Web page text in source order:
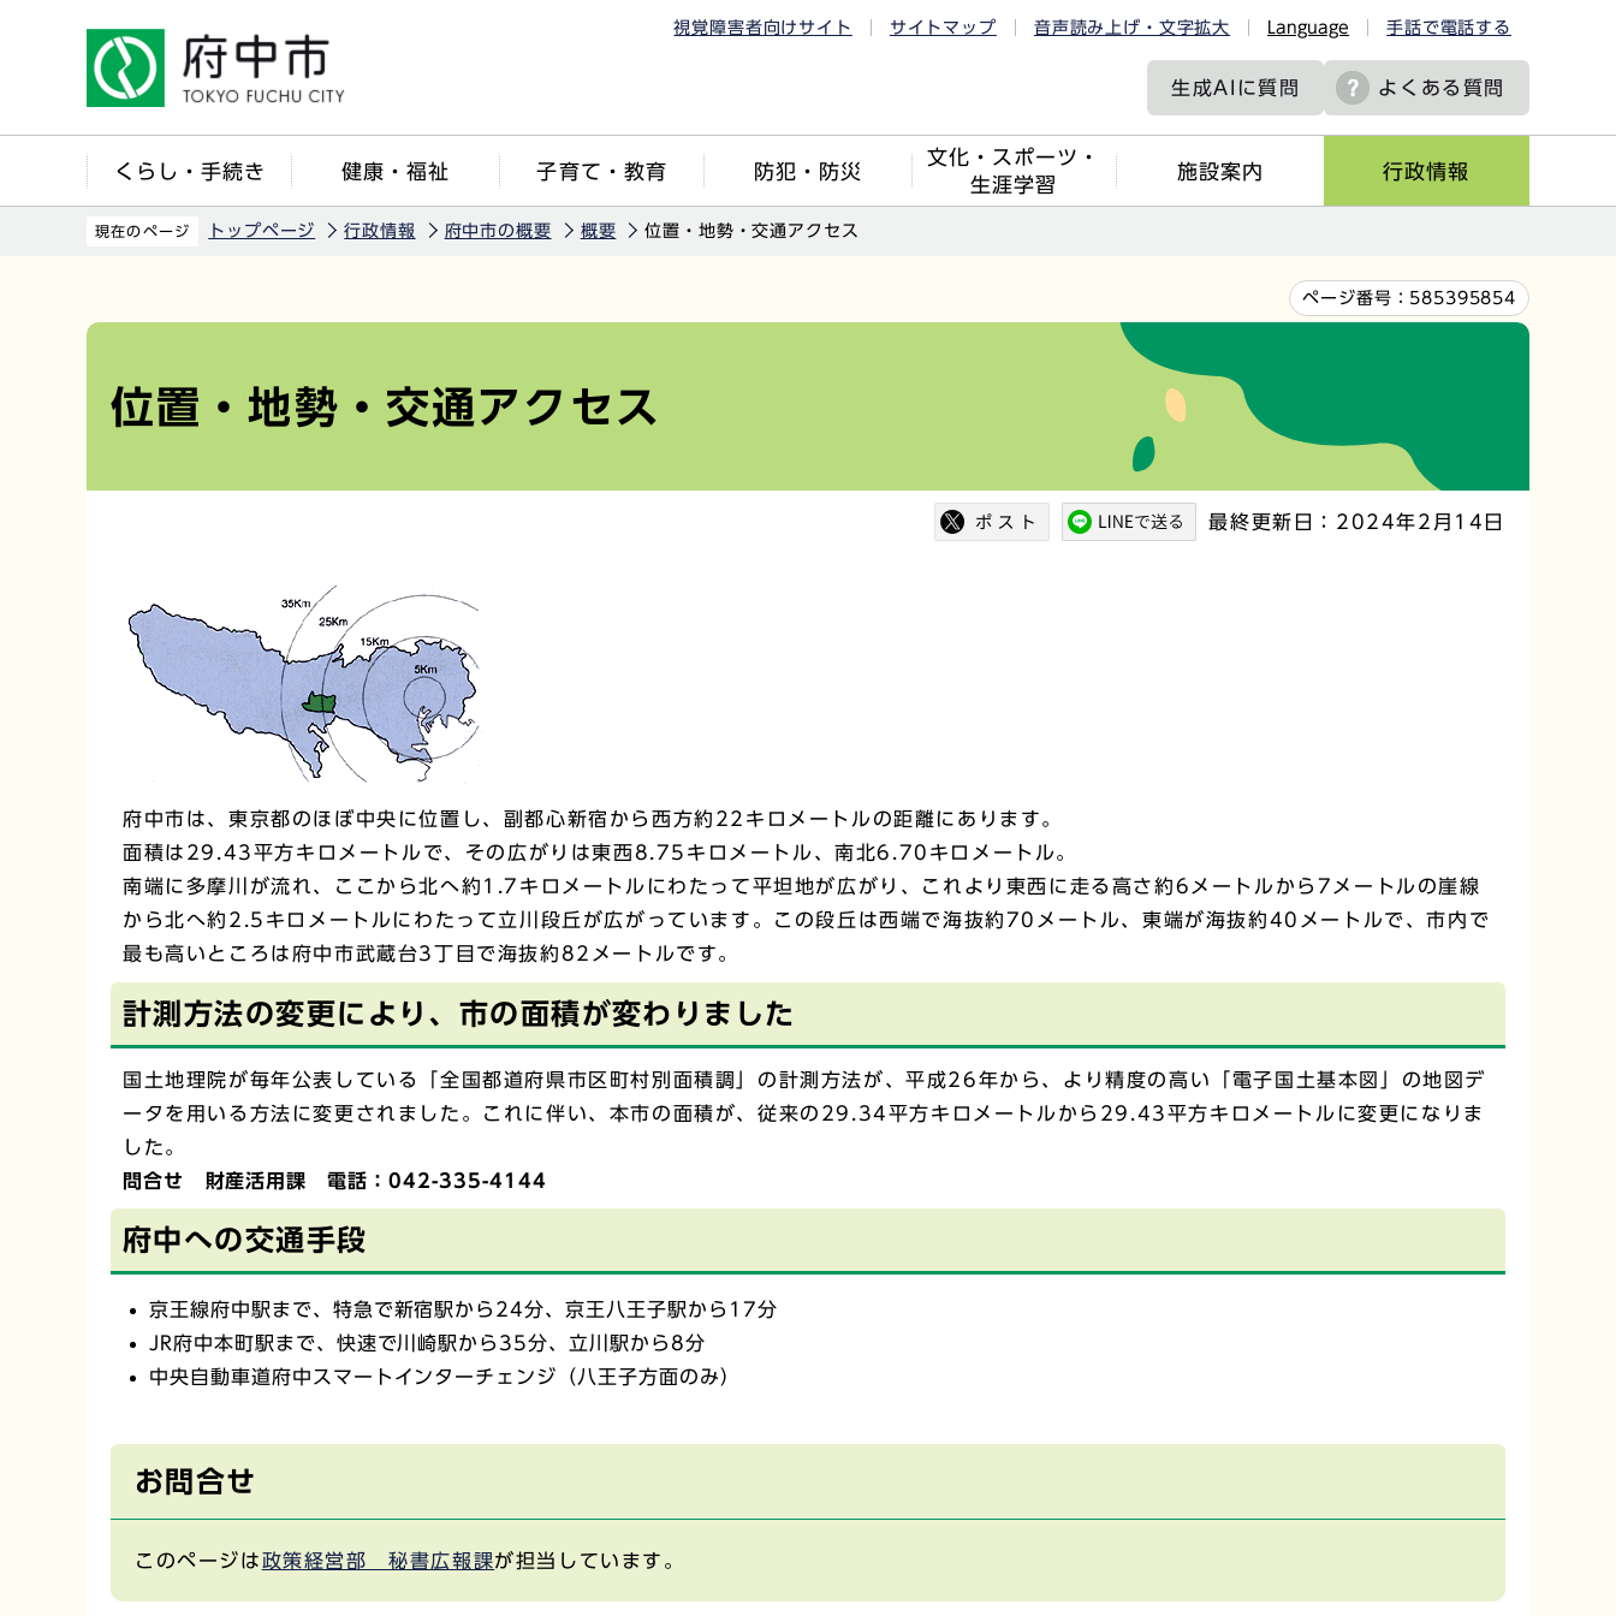
視覚障害者向けサイト サイトマップ 音声読み上げ・文字拡大 Language 手話で電話する
生成AIに質問 よくある質問
くらし・手続き 健康・福祉 子育て・教育 防犯・防災
文化・スポーツ・
生涯学習
施設案内 行政情報
現在のページ トップページ 行政情報 府中市の概要 概要 位置・地勢・交通アクセス
ページ番号： 585395854
位置・地勢・交通アクセス
最終更新日：2024年2月14日
府中市は、東京都のほぼ中央に位置し、副都心新宿から西方約22キロメートルの距離にあります。
面積は29.43平方キロメートルで、その広がりは東西8.75キロメートル、南北6.70キロメートル。
南端に多摩川が流れ、ここから北へ約1.7キロメートルにわたって平坦地が広がり、これより東西に走る高さ約6メートルから7メートルの崖線
から北へ約2.5キロメートルにわたって立川段丘が広がっています。この段丘は西端で海抜約70メートル、東端が海抜約40メートルで、市内で
最も高いところは府中市武蔵台3丁目で海抜約82メートルです。
計測方法の変更により、市の面積が変わりました
国土地理院が毎年公表している「全国都道府県市区町村別面積調」の計測方法が、平成26年から、より精度の高い「電子国土基本図」の地図デ
ータを用いる方法に変更されました。これに伴い、本市の面積が、従来の29.34平方キロメートルから29.43平方キロメートルに変更になりま
した。
問合せ
財産活用課 電話：042-335-4144
府中への交通手段
京王線府中駅まで、特急で新宿駅から24分、京王八王子駅から17分
JR府中本町駅まで、快速で川崎駅から35分、立川駅から8分
中央自動車道府中スマートインターチェンジ（八王子方面のみ）
お問合せ
このページは政策経営部 秘書広報課が担当しています。